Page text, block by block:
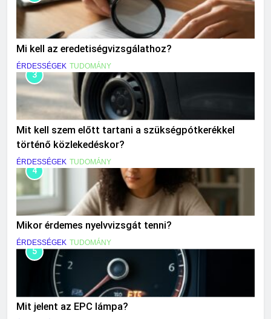
Mi kell az eredetiségvizsgálathoz?
ÉRDESSÉGEK TUDOMÁNY
3
Mit kell szem előtt tartani a szükségpótkerékkel
történő közlekedéskor?
ÉRDESSÉGEK TUDOMÁNY
4
Mikor érdemes nyelvvizsgát tenni?
ÉRDESSÉGEK TUDOMÁNY
5
Mit jelent az EPC lámpa?